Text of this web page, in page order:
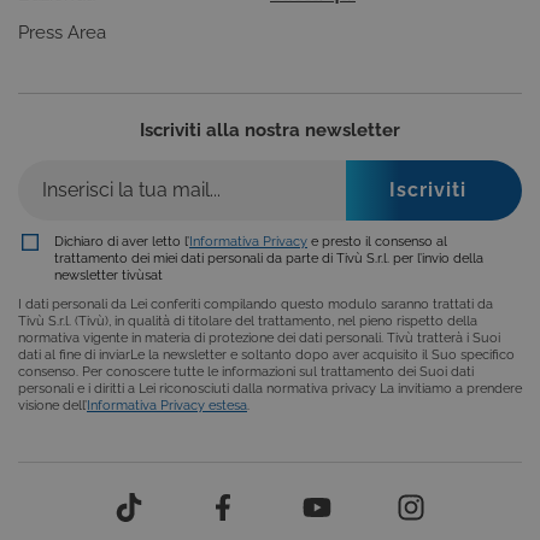
Press Area
Iscriviti alla nostra newsletter
Dichiaro di aver letto l’Informativa Privacy e presto il consenso al
trattamento dei miei dati personali da parte di Tivù S.r.l. per l’invio della
newsletter tivùsat
I dati personali da Lei conferiti compilando questo modulo saranno trattati da
Tivù S.r.l. (Tivù), in qualità di titolare del trattamento, nel pieno rispetto della
normativa vigente in materia di protezione dei dati personali. Tivù tratterà i Suoi
dati al fine di inviarLe la newsletter e soltanto dopo aver acquisito il Suo specifico
consenso. Per conoscere tutte le informazioni sul trattamento dei Suoi dati
personali e i diritti a Lei riconosciuti dalla normativa privacy La invitiamo a prendere
visione dell’Informativa Privacy estesa
Microsoft
mantenere
una sessione
utente
CookieScriptConsent
CookieScript
6 mesi
Questo
utilizzato dal
servizio
Cookie-
Script.com
ricordare le
preferenze
consenso sui